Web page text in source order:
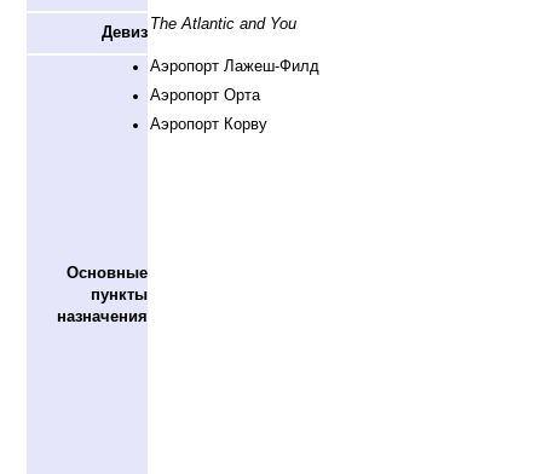
Девиз The Atlantic and You
Основные
пункты
назначения
Аэропорт Лажеш-Филд
Аэропорт Орта
Аэропорт Корву